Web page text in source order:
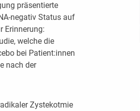
präsentierte
negativ Status auf
Erinnerung:
welche die
bei Patient:innen
nach der
Zystekotmie